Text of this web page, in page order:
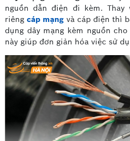
nguồn dẫn điện đi kèm.
riêngcáp mạng và cáp điện thì
dụng dây mạng kèm nguồn
này giúp đơn giản hóa việc sử